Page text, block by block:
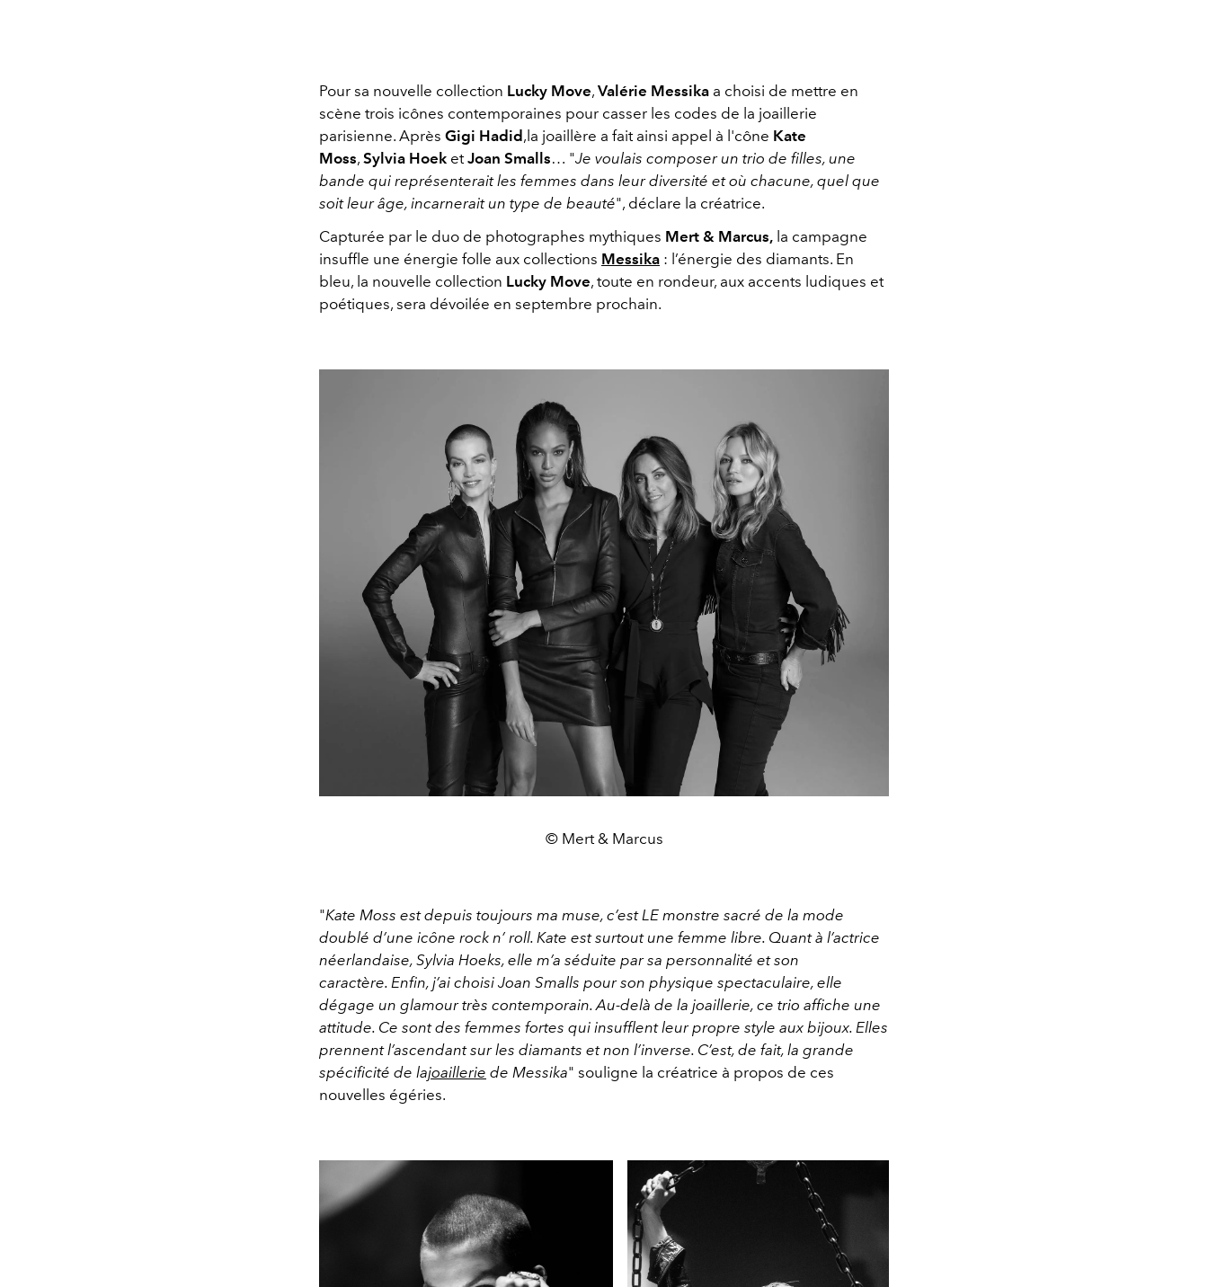
Pour sa nouvelle collection Lucky Move, Valérie Messika a choisi de mettre en
scène trois icônes contemporaines pour casser les codes de la joaillerie
parisienne. Après Gigi Hadid ,la joaillère a fait ainsi appel à l'cône Kate
Moss, Sylvia Hoek etJoan Smalls… "Je voulais composer un trio de filles, une
bande qui représenterait les femmes dans leur diversité et où chacune, quel que
soit leur âge, incarnerait un type de beauté", déclare la créatrice.
Capturée par le duo de photographes mythiques Mert & Marcus, la campagne
insuffle une énergie folle aux collections Messika : l’énergie des diamants. En
bleu, la nouvelle collection Lucky Move, toute en rondeur, aux accents ludiques et
poétiques, sera dévoilée en septembre prochain.
© Mert & Marcus
"Kate Moss est depuis toujours ma muse, c’est LE monstre sacré de la mode
doublé d’une icône rock n’ roll. Kate est surtout une femme libre. Quant à l’actrice
néerlandaise, Sylvia Hoeks, elle m’a séduite par sa personnalité et son
caractère. Enfin, j’ai choisi Joan Smalls pour son physique spectaculaire, elle
dégage un glamour très contemporain. Au-delà de la joaillerie, ce trio affiche une
attitude. Ce sont des femmes fortes qui insufflent leur propre style aux bijoux. Elles
prennent l’ascendant sur les diamants et non l’inverse. C’est, de fait, la grande
spécificité de lajoaillerie de Messika" souligne la créatrice à propos de ces
nouvelles égéries.